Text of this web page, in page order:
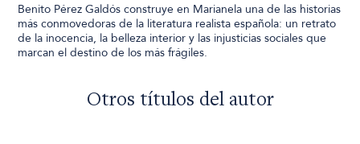
Benito Pérez Galdós construye en Marianela una de las historias
más conmovedoras de la literatura realista española: un retrato
de la inocencia, la belleza interior y las injusticias sociales que
marcan el destino de los más frágiles.
Otros títulos del autor